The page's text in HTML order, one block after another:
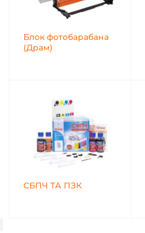
Блок фотобарабана
(Драм)
СБПЧ ТА ПЗК